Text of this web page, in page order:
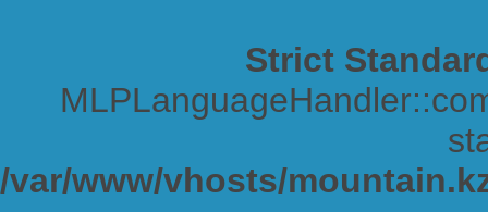
Strict
/var/www/vhosts/